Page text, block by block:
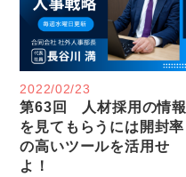
2022/02/23
第63回 人材採用の情報
を見てもらうには開封率
の高いツールを活用せ
よ！